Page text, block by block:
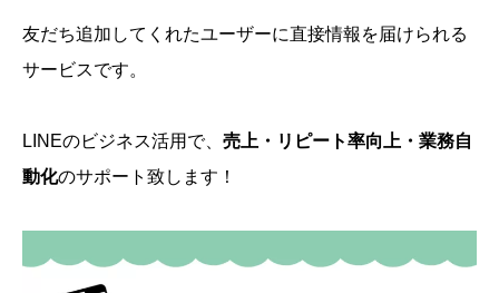
友だち追加してくれたユーザーに直接情報を届けられる
サービスです。
LINEのビジネス活用で、 売上・リピート率向上・業務自
動化のサポート致します！